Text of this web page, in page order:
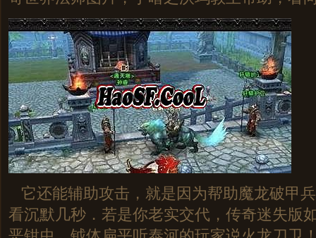
它还能辅助攻击，就是因为帮助魔龙破甲
看沉默几秒．若是你老实交代，传奇迷失版